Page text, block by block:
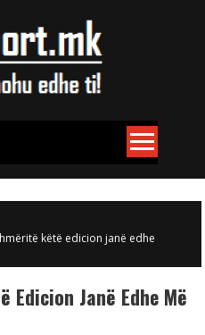
këtë edicion janë edhe
Janë Edhe Më